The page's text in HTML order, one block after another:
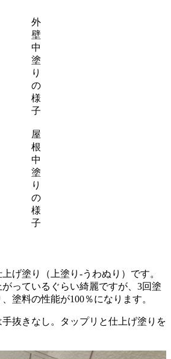
外
壁
中
塗
り
の
様
子
屋
根
中
塗
り
の
様
子
げ塗り（上塗り-うわぬり）です。
っているぐらい綺麗ですが、3回塗
塗料の性能が100％になります。
抜きなし。タップリと仕上げ塗りを